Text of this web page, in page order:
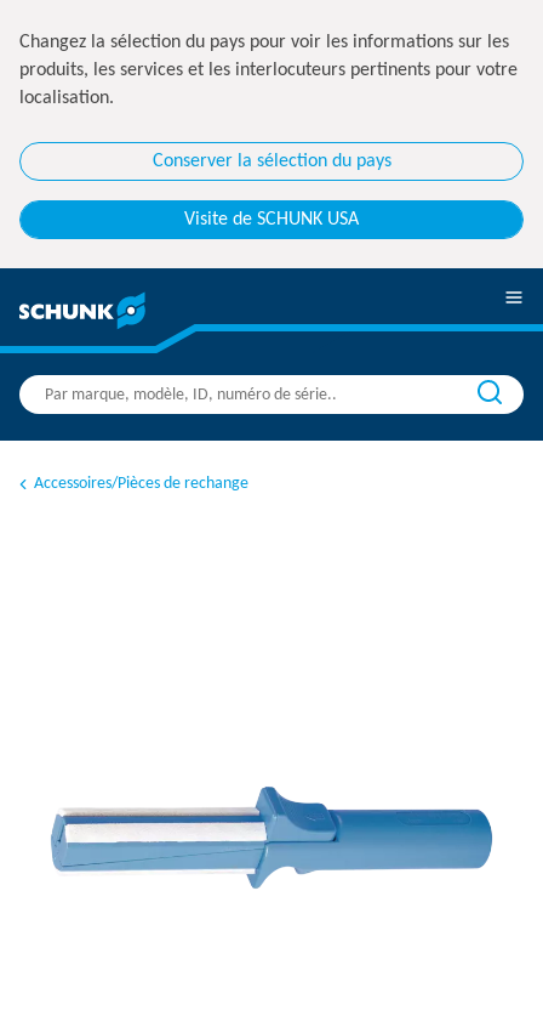
Changez la sélection du pays pour voir les informations sur les
produits, les services et les interlocuteurs pertinents pour votre
localisation.
Conserver la sélection du pays
Visite de SCHUNK USA
Accessoires/Pièces de rechange